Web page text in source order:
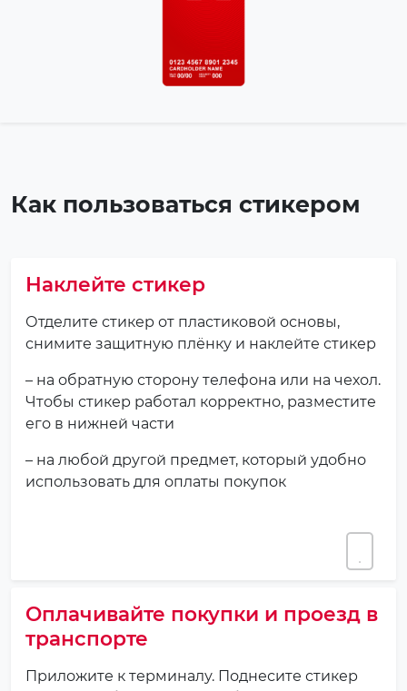
Как пользоваться стикером
Наклейте стикер
Отделите стикер от пластиковой основы,
снимите защитную плёнку и наклейте стикер
– на обратную сторону телефона или на чехол.
Чтобы стикер работал корректно, разместите
его в нижней части
– на любой другой предмет, который удобно
использовать для оплаты покупок
Оплачивайте покупки и проезд в
транспорте
Приложите к терминалу. Поднесите стикер